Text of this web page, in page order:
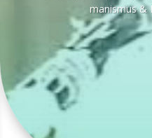
ma­nis­mus &